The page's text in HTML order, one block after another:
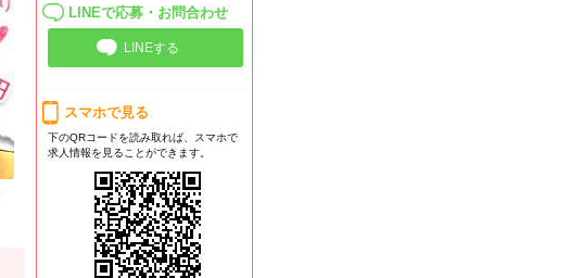
LINEで応募・お問合わせ
LINEする
スマホで見る
下のQRコードを読み取れば、スマホで
求人情報を見ることができます。